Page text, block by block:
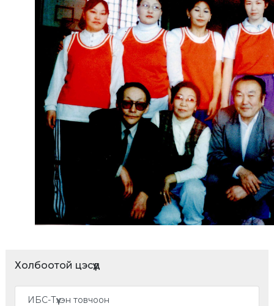
Холбоотой цэсүүд
ИБС-Түүхэн товчоон